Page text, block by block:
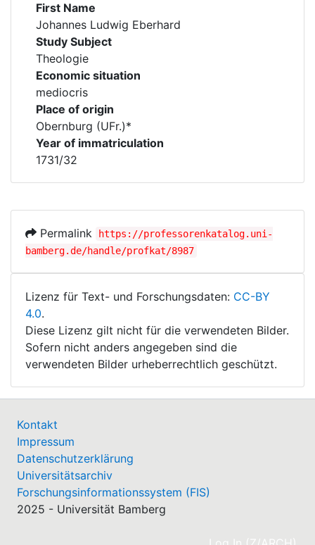
First Name
Johannes Ludwig Eberhard
Study Subject
Theologie
Economic situation
mediocris
Place of origin
Obernburg (UFr.)*
Year of immatriculation
1731/32
Permalink
https://professorenkatalog.uni-
bamberg.de/handle/profkat/8987
Lizenz für Text- und Forschungsdaten: CC-BY
4.0.
Diese Lizenz gilt nicht für die verwendeten Bilder.
Sofern nicht anders angegeben sind die
verwendeten Bilder urheberrechtlich geschützt.
Kontakt
Impressum
Datenschutzerklärung
Universitätsarchiv
Forschungsinformationssystem (FIS)
2025 - Universität Bamberg